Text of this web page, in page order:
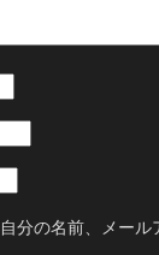
分の名前、メール